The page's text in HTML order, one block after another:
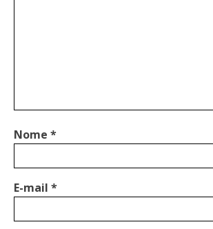
Nome *
E-mail *